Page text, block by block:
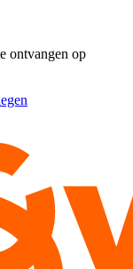
ontvangen op